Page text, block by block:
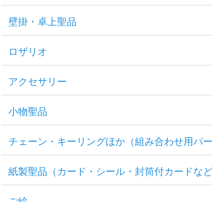
壁掛・卓上聖品
ロザリオ
アクセサリー
小物聖品
チェーン・キーリングほか（組み合わせ用パー
紙製聖品（カード・シール・封筒付カードなど